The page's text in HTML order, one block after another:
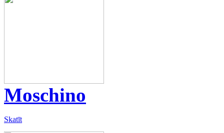
Moschino
Skatīt